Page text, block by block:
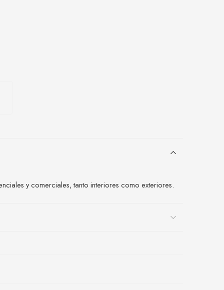
y comerciales, tanto interiores como exteriores.